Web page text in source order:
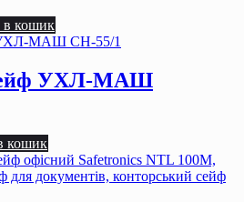
в кошик
УХЛ-МАШ
кошик